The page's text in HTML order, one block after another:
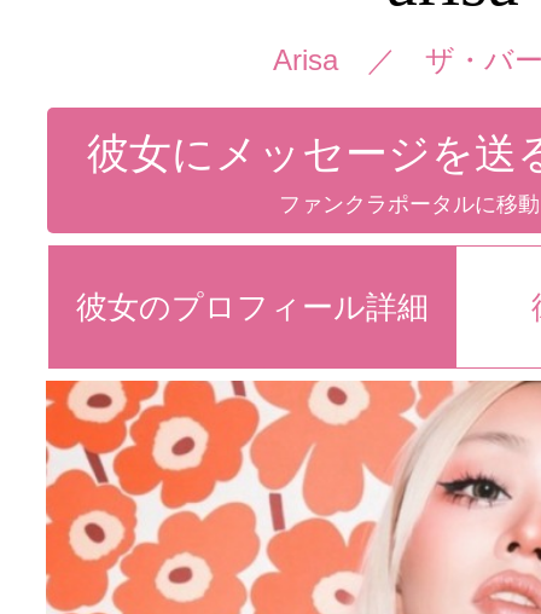
Arisa ／ ザ・バ
彼女にメッセージを送
ファンクラポータルに移
彼女のプロフィール詳細